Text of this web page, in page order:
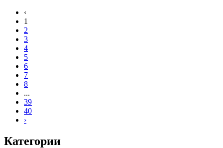
‹
1
2
3
4
5
6
7
8
...
39
40
›
Категории